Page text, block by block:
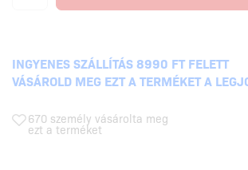
INGYENES SZÁLLÍTÁS 8990 FT FELETT
VÁSÁROLD MEG EZT A TERMÉKET A
670 személy vásárolta meg
ezt a terméket